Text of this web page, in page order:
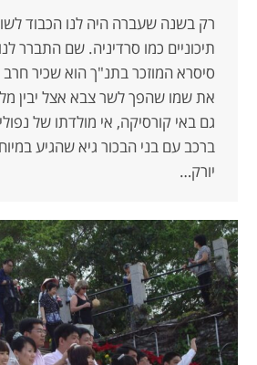
רק בשנה שעברה היה לנו הכבוד
תיכוניים כמו סרדיניה. שם התברר
סיסרא המוזכר בתנ"ך הוא שכיר
את שמו שהפך לשר צבא אצל יבין
גם באי קורסיקה, אי מולדתו של
ברכב עם בני הבכור גיא שהגיע
יורק…